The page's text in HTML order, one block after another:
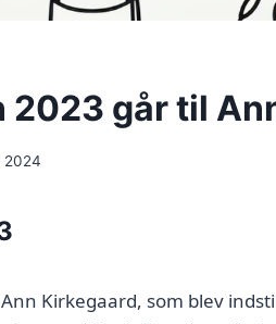
2023 går til
2024
Kirkegaard, som blev